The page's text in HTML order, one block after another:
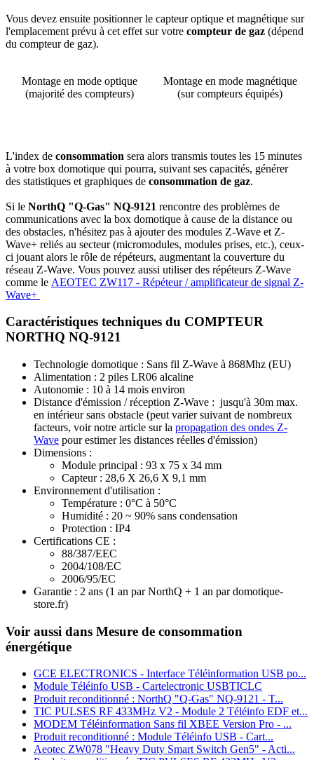
Vous devez ensuite positionner le capteur optique et magnétique sur
l'emplacement prévu à cet effet sur votre compteur de gaz (dépend
du compteur de gaz).
Montage en mode optique
(majorité des compteurs)
Montage en mode magnétique
(sur compteurs équipés)
L'index de consommation sera alors transmis toutes les 15 minutes
à votre box domotique qui pourra, suivant ses capacités, générer
des statistiques et graphiques de consommation de gaz.
Si le NorthQ "Q-Gas" NQ-9121 rencontre des problèmes de
communications avec la box domotique à cause de la distance ou
des obstacles, n'hésitez pas à ajouter des modules Z-Wave et Z-
Wave+ reliés au secteur (micromodules, modules prises, etc.), ceux-
ci jouant alors le rôle de répéteurs, augmentant la couverture du
réseau Z-Wave. Vous pouvez aussi utiliser des répéteurs Z-Wave
comme le AEOTEC ZW117 - Répéteur / amplificateur de signal Z-
Wave+
Caractéristiques techniques du COMPTEUR
NORTHQ NQ-9121
Technologie domotique : Sans fil Z-Wave à 868Mhz (EU)
Alimentation : 2 piles LR06 alcaline
Autonomie : 10 à 14 mois environ
Distance d'émission / réception Z-Wave : jusqu'à 30m max.
en intérieur sans obstacle (peut varier suivant de nombreux
facteurs, voir notre article sur la propagation des ondes Z-
Wave pour estimer les distances réelles d'émission)
Dimensions :
Module principal : 93 x 75 x 34 mm
Capteur : 28,6 X 26,6 X 9,1 mm
Environnement d'utilisation :
Température : 0°C à 50°C
Humidité : 20 ~ 90% sans condensation
Protection : IP4
Certifications CE :
88/387/EEC
2004/108/EC
2006/95/EC
Garantie : 2 ans (1 an par NorthQ + 1 an par domotique-
store.fr)
Voir aussi dans Mesure de consommation
énergétique
GCE ELECTRONICS - Interface Téléinformation USB po...
Module Téléinfo USB - Cartelectronic USBTICLC
Produit reconditionné : NorthQ "Q-Gas" NQ-9121 - T...
TIC PULSES RF 433MHz V2 - Module 2 Téléinfo EDF et...
MODEM Téléinformation Sans fil XBEE Version Pro - ...
Produit reconditionné : Module Téléinfo USB - Cart...
Aeotec ZW078 "Heavy Duty Smart Switch Gen5" - Acti...